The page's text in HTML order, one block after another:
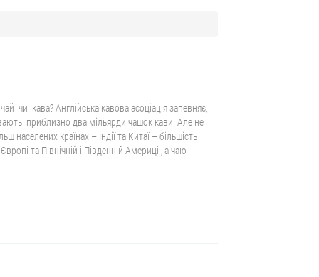
чи кава? Англійська кавова асоціація запевняє,
приблизно два мільярди чашок кави. Але не
населених країнах – Індії та Китаї – більшість
та Північній і Південній Америці , а чаю